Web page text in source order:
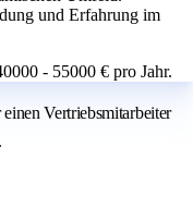
und Erfahrung im
- 55000 € pro Jahr.
Vertriebsmitarbeiter